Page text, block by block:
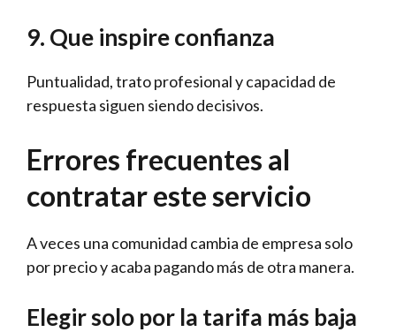
9. Que inspire confianza
Puntualidad, trato profesional y capacidad de
respuesta siguen siendo decisivos.
Errores frecuentes al
contratar este servicio
A veces una comunidad cambia de empresa solo
por precio y acaba pagando más de otra manera.
Elegir solo por la tarifa más baja